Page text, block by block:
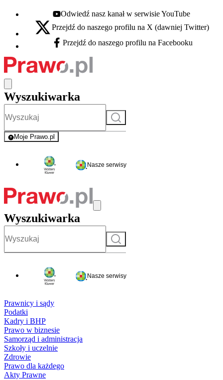
Youtube - otwiera się w nowej karcie
Odwiedź nasz kanał w serwisie YouTube
X - otwiera się w nowej karcie
Przejdź do naszego profilu na X (dawniej Twitter)
Facebook - otwiera się w nowej karcie
Przejdź do naszego profilu na Facebooku
Wyszukiwarka
Szukaj
Moje Prawo.pl
- rejestracja i logowanie do serwisu
Nasze serwisy
Wyszukiwarka
Szukaj
Nasze serwisy
Prawnicy i sądy
Podatki
Kadry i BHP
Prawo w biznesie
Samorząd i administracja
Szkoły i uczelnie
Zdrowie
Prawo dla każdego
Akty Prawne